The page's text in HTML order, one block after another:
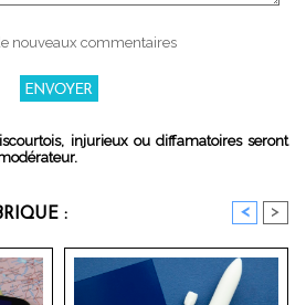
nouveaux commentaires
injurieux ou diffamatoires seront
: < >